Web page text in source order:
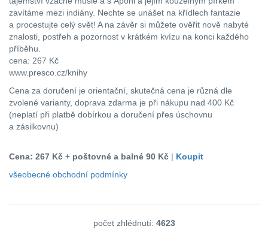
zavítáme mezi indiány. Nechte se unášet na křídlech fantazie
a procestujte celý svět! A na závěr si můžete ověřit nově nabyté
znalosti, postřeh a pozornost v krátkém kvízu na konci každého
příběhu.
cena: 267 Kč
www.presco.cz/knihy
Cena za doručení je orientační, skutečná cena je různá dle
zvolené varianty, doprava zdarma je při nákupu nad 400 Kč
(neplatí při platbě dobírkou a doručení přes úschovnu
a zásilkovnu)
Cena: 267 Kč + poštovné a balné 90 Kč | Koupit
všeobecné obchodní podmínky
počet zhlédnutí: 4623